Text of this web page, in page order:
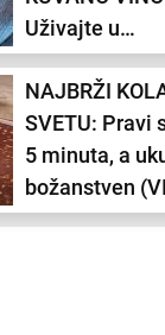
Uživajte u
savršenom
ukusa i mirisa
NAJBRŽI
SVETU: Pravi
5 minuta, a
božanstven